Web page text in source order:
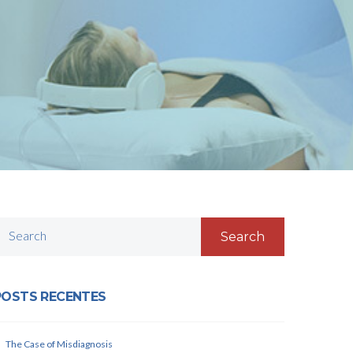
Search
RECENTES
The Case of Misdiagnosis